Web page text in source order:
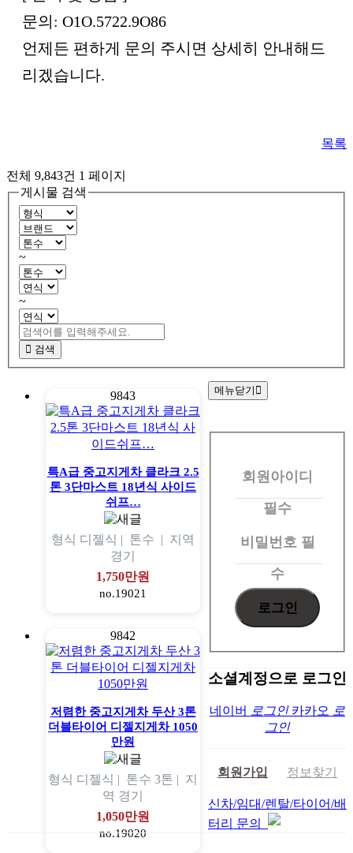
문의: O1O.5722.9O86
언제든 편하게 문의 주시면 상세히 안내해드
리겠습니다.
목록
전체 9,843건 1 페이지
게시물 검색
~
~
검색
9843
특A급 중고지게차 클라크 2.5
톤 3단마스트 18년식 사이드
쉬프…
형식 디젤식 | 톤수 | 지역
경기
1,750만원
no.19021
9842
저렴한 중고지게차 두산 3톤
더블타이어 디젤지게차 1050
만원
형식 디젤식 | 톤수 3톤 | 지
역 경기
1,050만원
no.19020
메뉴닫기
회
회원아이디
필수
비밀번호 필
수
소셜계정으로 로그인
네이버 로그인 카카오 로
그인
회원가입 정보찾기
신차/임대/렌탈/타이어/배
터리 문의